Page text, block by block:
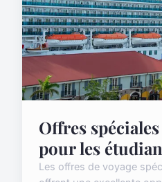
Offres
pour les
Les offres de voyage